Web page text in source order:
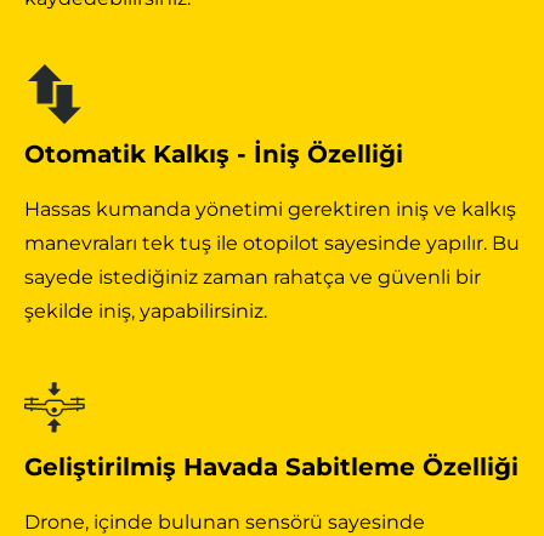
Otomatik Kalkış - İniş Özelliği
Hassas kumanda yönetimi gerektiren iniş ve kalkış
manevraları tek tuş ile otopilot sayesinde yapılır. Bu
sayede istediğiniz zaman rahatça ve güvenli bir
şekilde iniş, yapabilirsiniz.
Geliştirilmiş Havada Sabitleme Özelliği
Drone, içinde bulunan sensörü sayesinde